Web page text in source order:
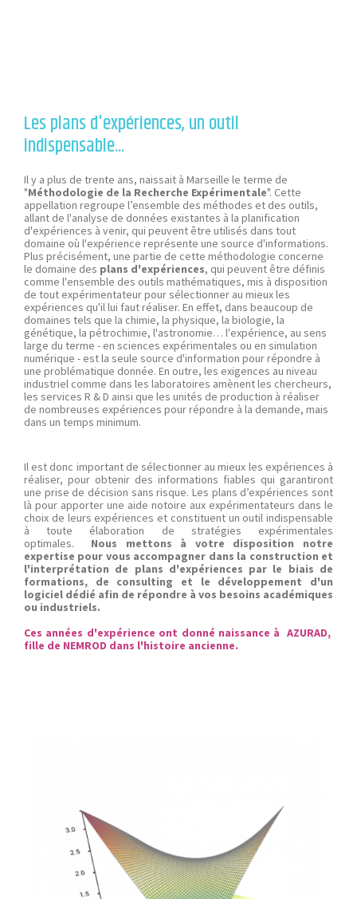
Les plans d'expériences, un outil
indispensable...
Il y a plus de trente ans, naissait à Marseille le terme de
"Méthodologie de la Recherche Expérimentale". Cette
appellation regroupe l’ensemble des méthodes et des outils,
allant de l'analyse de données existantes à la planification
d'expériences à venir, qui peuvent être utilisés dans tout
domaine où l'expérience représente une source d'informations.
Plus précisément, une partie de cette méthodologie concerne
le domaine des plans d'expériences, qui peuvent être définis
comme l'ensemble des outils mathématiques, mis à disposition
de tout expérimentateur pour sélectionner au mieux les
expériences qu'il lui faut réaliser. En effet, dans beaucoup de
domaines tels que la chimie, la physique, la biologie, la
génétique, la pétrochimie, l'astronomie… l'expérience, au sens
large du terme - en sciences expérimentales ou en simulation
numérique - est la seule source d'information pour répondre à
une problématique donnée. En outre, les exigences au niveau
industriel comme dans les laboratoires amènent les chercheurs,
les services R & D ainsi que les unités de production à réaliser
de nombreuses expériences pour répondre à la demande, mais
dans un temps minimum.
Il est donc important de sélectionner au mieux les expériences à
réaliser, pour obtenir des informations fiables qui garantiront
une prise de décision sans risque. Les plans d’expériences sont
là pour apporter une aide notoire aux expérimentateurs dans le
choix de leurs expériences et constituent un outil indispensable
à toute élaboration de stratégies expérimentales
optimales. Nous mettons à votre disposition notre
expertise pour vous accompagner dans la construction et
l'interprétation de plans d'expériences par le biais de
formations, de consulting et le développement d'un
logiciel dédié afin de répondre à vos besoins académiques
ou industriels.
Ces années d'expérience ont donné naissance à AZURAD,
fille de NEMROD dans l'histoire ancienne.